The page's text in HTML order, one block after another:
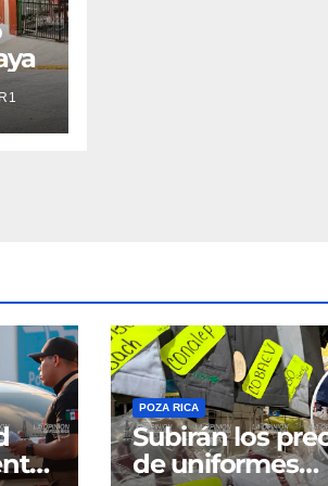
POZA RICA
Subirán los
de uniformes